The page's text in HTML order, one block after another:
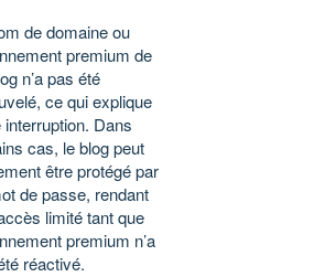
de domaine ou
premium de
n’a pas été
ce qui explique
interruption. Dans
cas, le blog peut
être protégé par
de passe, rendant
limité tant que
premium n’a
réactivé.